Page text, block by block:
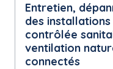
Entretien,
des
contrôlée
ventilation
connectés